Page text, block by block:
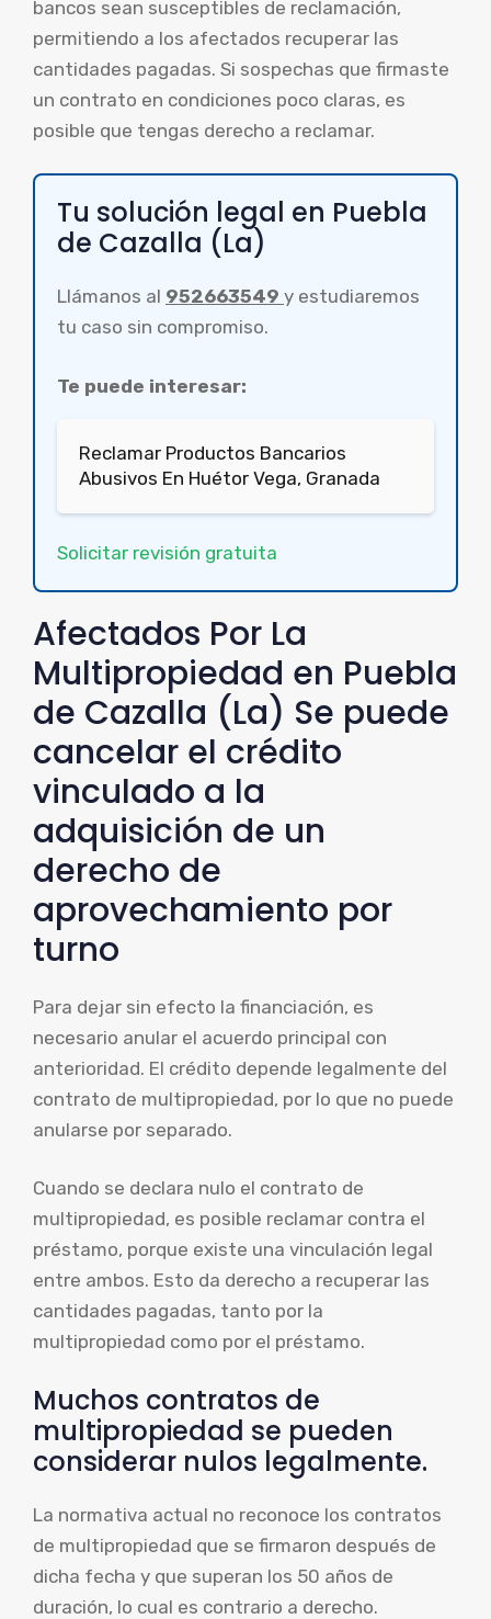
bancos sean susceptibles de reclamación,
permitiendo a los afectados recuperar las
cantidades pagadas. Si sospechas que firmaste
un contrato en condiciones poco claras, es
posible que tengas derecho a reclamar.
Tu solución legal en Puebla
de Cazalla (La)
Llámanos al 952663549 y estudiaremos
tu caso sin compromiso.
Te puede interesar:
Reclamar Productos Bancarios
Abusivos En Huétor Vega, Granada
Solicitar revisión gratuita
Afectados Por La
Multipropiedad en Puebla
de Cazalla (La) Se puede
cancelar el crédito
vinculado a la
adquisición de un
derecho de
aprovechamiento por
turno
Para dejar sin efecto la financiación, es
necesario anular el acuerdo principal con
anterioridad. El crédito depende legalmente del
contrato de multipropiedad, por lo que no puede
anularse por separado.
Cuando se declara nulo el contrato de
multipropiedad, es posible reclamar contra el
préstamo, porque existe una vinculación legal
entre ambos. Esto da derecho a recuperar las
cantidades pagadas, tanto por la
multipropiedad como por el préstamo.
Muchos contratos de
multipropiedad se pueden
considerar nulos legalmente.
La normativa actual no reconoce los contratos
de multipropiedad que se firmaron después de
dicha fecha y que superan los 50 años de
duración, lo cual es contrario a derecho.